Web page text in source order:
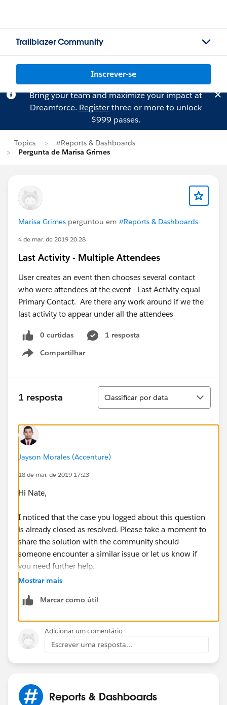
Trailblazer Community
Inscrever-se
Bring your team and maximize your impact at
Dreamforce. Registerthree or more to unlock
$999 passes.
Topics
#Reports & Dashboards
Pergunta de Marisa Grimes
Marisa Grimes perguntou em #Reports & Dashboards
4 de mar. de 2019 20:28
Last Activity - Multiple Attendees
User creates an event then chooses several contact
who were attendees at the event - Last Activity equal
Primary Contact. Are there any work around if we the
last activity to appear under all the attendees
0 curtidas
1 resposta
Compartilhar
Show menu
1 resposta
Classificar
Classificar por data
Jayson Morales (Accenture)
18 de mar. de 2019 17:23
Hi Nate,
I noticed that the case you logged about this question
is already closed as resolved. Please take a moment to
share the solution with the community should
someone encounter a similar issue or let us know if
you need further help.
Mostrar mais
Marcar como útil
Adicionar um comentário
Escrever uma resposta...
Reports & Dashboards